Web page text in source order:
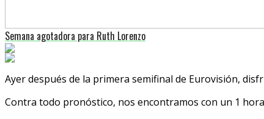
Semana agotadora para Ruth Lorenzo
Ayer después de la primera semifinal de Eurovisión,
Contra todo pronóstico, nos encontramos con un 1